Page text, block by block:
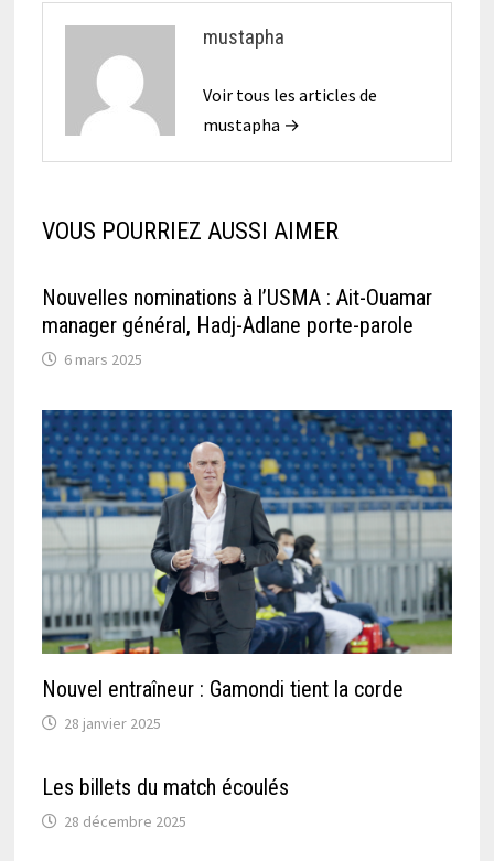
mustapha
Voir tous les articles de
mustapha →
VOUS POURRIEZ AUSSI AIMER
Nouvelles nominations à l’USMA : Ait-Ouamar
manager général, Hadj-Adlane porte-parole
6 mars 2025
Nouvel entraîneur : Gamondi tient la corde
28 janvier 2025
Les billets du match écoulés
28 décembre 2025